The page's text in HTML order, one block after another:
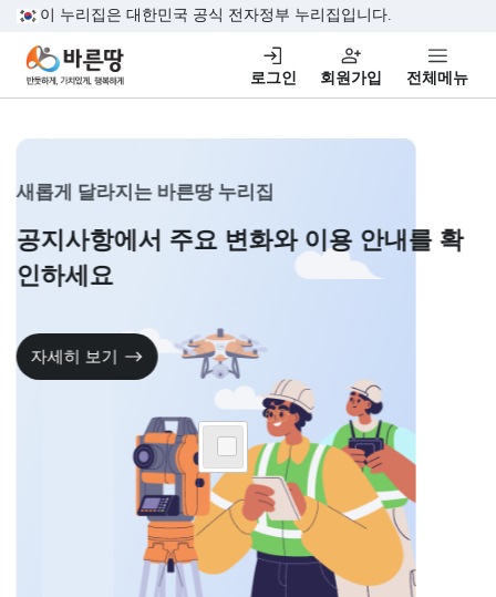
본문 바로가기
이 누리집은 대한민국 공식 전자정부 누리집입니다.
바른땅,반듯하게, 가치있게,행복하게
로그인 회원가입 전체
공지사항에서 주요 변화와
이용 안내를